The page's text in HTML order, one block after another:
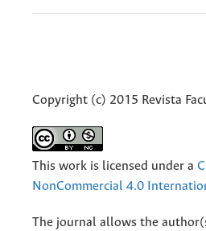
Copyright (c) 2015 Revista
This work is licensed under a
NonCommercial 4.0
The journal allows the